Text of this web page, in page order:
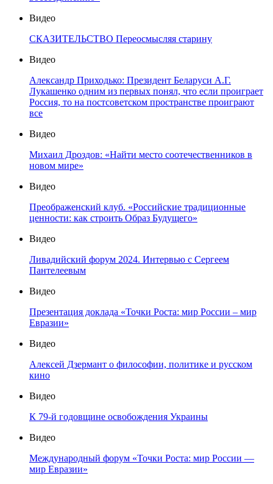
Видео
СКАЗИТЕЛЬСТВО Переосмысляя старину
Видео
Александр Приходько: Президент Беларуси А.Г.
Лукашенко одним из первых понял, что если проиграет
Россия, то на постсоветском пространстве проиграют
все
Видео
Михаил Дроздов: «Найти место соотечественников в
новом мире»
Видео
Преображенский клуб. «Российские традиционные
ценности: как строить Образ Будущего»
Видео
Ливадийский форум 2024. Интервью с Сергеем
Пантелеевым
Видео
Презентация доклада «Точки Роста: мир России – мир
Евразии»
Видео
Алексей Дзермант о философии, политике и русском
кино
Видео
К 79-й годовщине освобождения Украины
Видео
Международный форум «Точки Роста: мир России —
мир Евразии»